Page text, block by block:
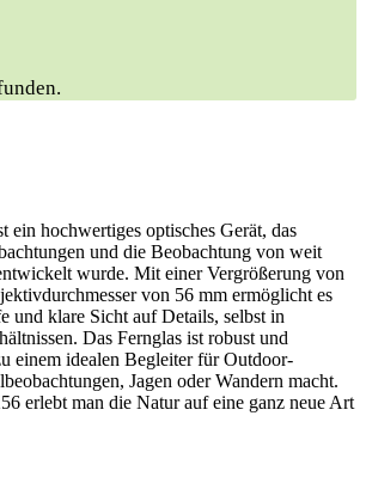
ein hochwertiges optisches Gerät, das
und die Beobachtung von weit
wurde. Mit einer Vergrößerung von
von 56 mm ermöglicht es
und klare Sicht auf Details, selbst in
Das Fernglas ist robust und
einem idealen Begleiter für Outdoor-
Jagen oder Wandern macht.
erlebt man die Natur auf eine ganz neue Art